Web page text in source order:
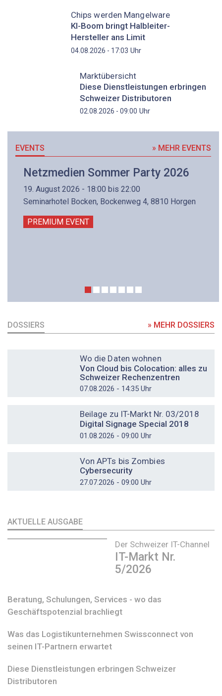
Chips werden Mangelware
KI-Boom bringt Halbleiter-
Hersteller ans Limit
04.08.2026 - 17:03 Uhr
Marktübersicht
Diese Dienstleistungen erbringen
Schweizer Distributoren
02.08.2026 - 09:00 Uhr
EVENTS » MEHR EVENTS
Netzmedien Sommer Party 2026
19. August 2026 - 18:00 bis 22:00
Seminarhotel Bocken, Bockenweg 4, 8810 Horgen
PREMIUM EVENT
DOSSIERS » MEHR DOSSIERS
Wo die Daten wohnen
Von Cloud bis Colocation: alles zu
Schweizer Rechenzentren
07.08.2026 - 14:35 Uhr
Beilage zu IT-Markt Nr. 03/2018
Digital Signage Special 2018
01.08.2026 - 09:00 Uhr
Von APTs bis Zombies
Cybersecurity
27.07.2026 - 09:00 Uhr
AKTUELLE AUSGABE
Der Schweizer IT-Channel
IT-Markt Nr.
5/2026
Beratung, Schulungen, Services - wo das
Geschäftspotenzial brachliegt
Was das Logistikunternehmen Swissconnect von
seinen IT-Partnern erwartet
Diese Dienstleistungen erbringen Schweizer
Distributoren